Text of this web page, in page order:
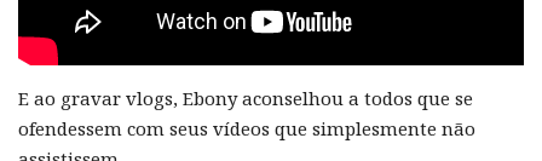
E ao gravar vlogs, Ebony aconselhou a todos que se
ofendessem com seus vídeos que simplesmente não